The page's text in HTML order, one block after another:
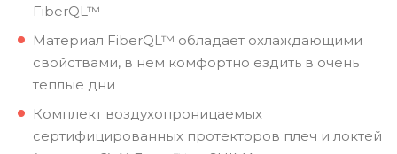
FiberQL™
Материал FiberQL™ обладает охлаждающими
свойствами, в нем комфортно ездить в очень
теплые дни
Комплект воздухопроницаемых
сертифицированных протекторов плеч и локтей